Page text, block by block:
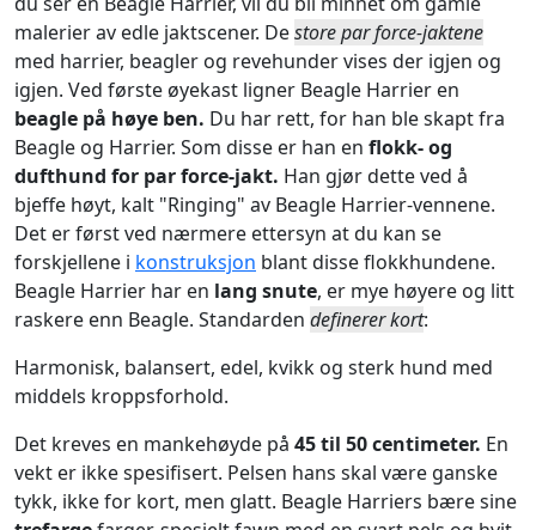
malerier av edle jaktscener. Destore par force-jaktene
med harrier, beagler og revehunder vises der igjen og
igjen. Ved første øyekast ligner Beagle Harrier en
beagle på høye ben. Du har rett, for han ble skapt fra
Beagle og Harrier. Som disse er han en flokk- og
dufthund for par force-jakt. Han gjør dette ved å
bjeffe høyt, kalt "Ringing" av Beagle Harrier-vennene.
Det er først ved nærmere ettersyn at du kan se
forskjellene i konstruksjon blant disse flokkhundene.
Beagle Harrier har en lang snute, er mye høyere og litt
raskere enn Beagle. Standarden definerer kort:
Harmonisk, balansert, edel, kvikk og sterk hund med
middels kroppsforhold.
Det kreves en mankehøyde på 45 til 50 centimeter. En
vekt er ikke spesifisert. Pelsen hans skal være ganske
tykk, ikke for kort, men glatt. Beagle Harriers bære sine